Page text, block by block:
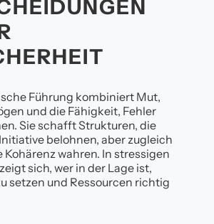
Führung kombiniert Mut,
und die Fähigkeit, Fehler
Sie schafft Strukturen, die
belohnen, aber zugleich
wahren. In stressigen
sich, wer in der Lage ist,
setzen und Ressourcen richtig